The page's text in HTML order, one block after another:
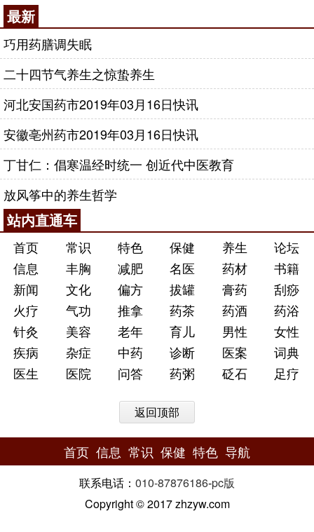
最新
巧用药膳调失眠
二十四节气养生之惊蛰养生
河北安国药市2019年03月16日快讯
安徽亳州药市2019年03月16日快讯
丁甘仁：倡寒温经时统一 创近代中医教育
放风筝中的养生哲学
站内直通车
首页 常识 特色 保健 养生
论坛
信息
丰胸 减肥 名医 药材
书籍
新闻
文化 偏方 拔罐 膏药
刮痧
火疗
气功 推拿 药茶 药酒
药浴
针灸
美容 老年 育儿 男性
女性
疾病
杂症 中药 诊断 医案
词典
医生
医院 问答 药粥 砭石 足疗
返回顶部
首页 信息 常识 保健 特色 导航
联系电话： 010-87876186-pc版
Copyright © 2017 zhzyw.com